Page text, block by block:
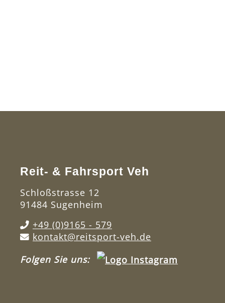
Reit- & Fahrsport Veh
Schloßstrasse 12
91484 Sugenheim
+49 (0)9165 - 579
kontakt@reitsport-veh.de
Folgen Sie uns: